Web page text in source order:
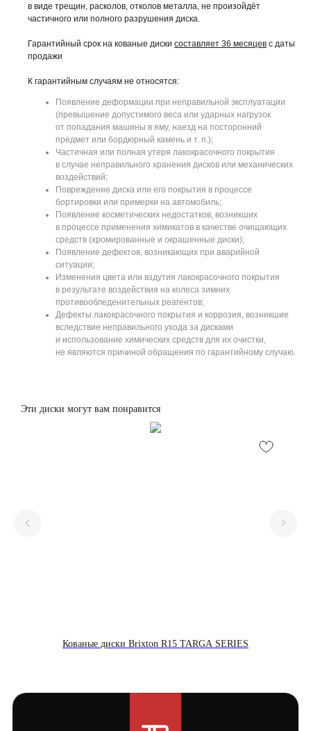
в виде трещин, расколов, отколов металла, не произойдёт
частичного или полного разрушения диска.
Гарантийный срок на кованые диски составляет 36 месяцев с даты
продажи
К гарантийным случаям не относятся:
Появление деформации при неправильной эксплуатации
(превышение допустимого веса или ударных нагрузок
от попадания машины в яму, наезд на посторонний
предмет или бордюрный камень и т. п.);
Частичная или полная утеря лакокрасочного покрытия
в случае неправильного хранения дисков или механических
воздействий;
Повреждение диска или его покрытия в процессе
бортировки или примерки на автомобиль;
Появление косметических недостатков, возникших
в процессе применения химикатов в качестве очищающих
средств (хромированные и окрашенные диски);
Появление дефектов, возникающих при аварийной
ситуации;
Изменения цвета или вздутия лакокрасочного покрытия
в результате воздействия на колеса зимних
противообледенительных реагентов;
Дефекты лакокрасочного покрытия и коррозия, возникшие
вследствие неправильного ухода за дисками
и использование химических средств для их очистки,
не являются причиной обращения по гарантийному случаю.
Эти диски могут вам понравится
Кованые диски Brixton R15 TARGA SERIES